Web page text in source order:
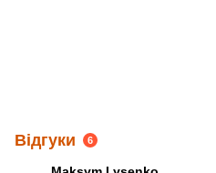
Відгуки 6